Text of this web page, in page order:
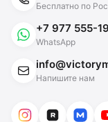
Бесплатно по
+7 977 555-
WhatsApp
Напишите нам